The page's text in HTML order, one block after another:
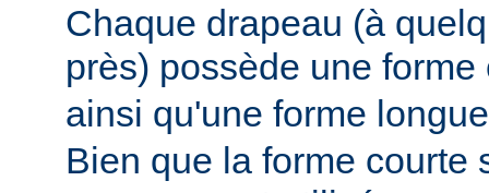
Chaque drapeau (à
près) possède une
ainsi qu'une forme
Bien que la forme courte